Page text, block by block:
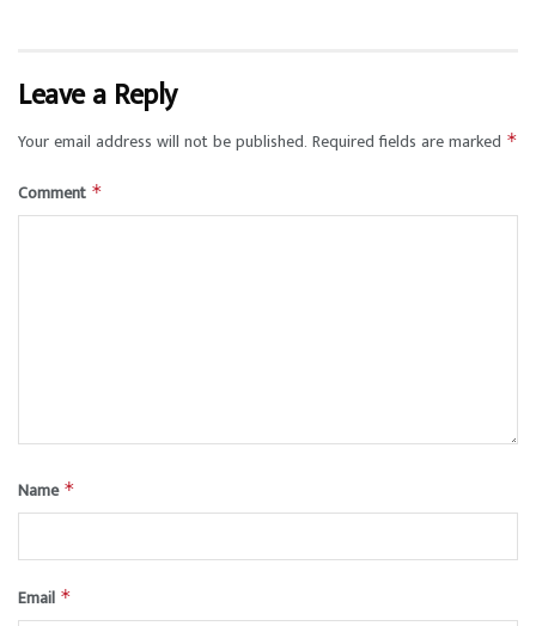
Leave a Reply
Your email address will not be published. Required fields are marked *
Comment *
Name *
Email *